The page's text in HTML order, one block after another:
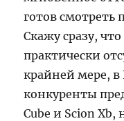
готов смотреть
Скажу сразу,
практически
крайней мере,
конкуренты
Cube и Scion Xb,